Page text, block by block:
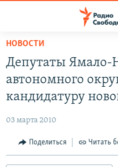
упрощенного
доступа
основному
Вернутся
ПОДКАСТЫ
МНЕНИЯ
КУЛЬТУРА
НОВОСТИ
Депутаты Ямало-
автономного
кандидатуру
03 марта 2010
Поделиться Читать